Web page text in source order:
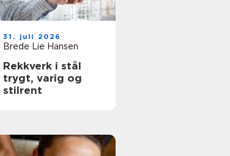
31. juli 2026
Brede Lie Hansen
Rekkverk i stål
trygt, varig og
stilrent